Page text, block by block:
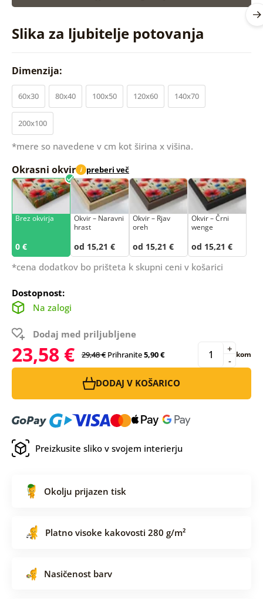
Slika za ljubitelje potovanja
Dimenzija:
60x30 80x40 100x50 120x60 140x70
200x100
*mere so navedene v cm kot širina x višina.
Okrasni okvir i preberi več
Brez okvirja
0 €
Okvir – Naravni
hrast
od 15,21 €
Okvir – Rjav
oreh
od 15,21 €
Okvir – Črni
wenge
od 15,21 €
*cena dodatkov bo prišteta k skupni ceni v košarici
Dostopnost:
Na zalogi
Dodaj med priljubljene
23,58 € 29,48 € Prihranite5,90 € -
+ kom
DODAJ V KOŠARICO
Preizkusite sliko v svojem interierju
Okolju prijazen tisk
Platno visoke kakovosti 280 g/m²
Nasičenost barv